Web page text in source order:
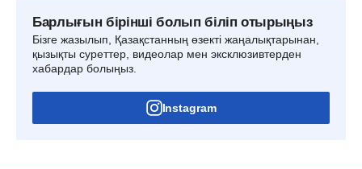
Барлығын бірінші болып біліп отырыңыз
Бізге жазылып, Қазақстанның өзекті жаңалықтарынан,
қызықты суреттер, видеолар мен эксклюзивтерден
хабардар болыңыз.
Instagram